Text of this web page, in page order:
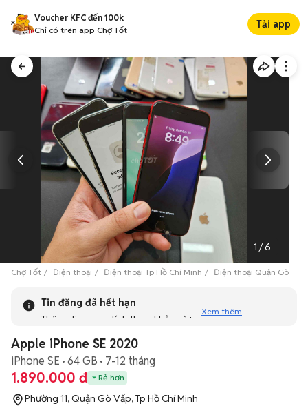
Voucher KFC đến 100k
Chỉ có trên app Chợ Tốt
Tải app
1 /6
Chợ Tốt Điện thoại Điện thoại Tp Hồ Chí Minh Điện thoại Quận Gò Vấp
Tin đăng đã hết hạn
Thông tin mang tính tham khảo và bạn không thể liên hệ
tương tự khác dưới đây nhé!
Xem thêm
Apple iPhone SE 2020
iPhone SE 64 GB 7-12 tháng
1.890.000 đ Rẻ hơn
Phường 11, Quận Gò Vấp, Tp Hồ Chí Minh